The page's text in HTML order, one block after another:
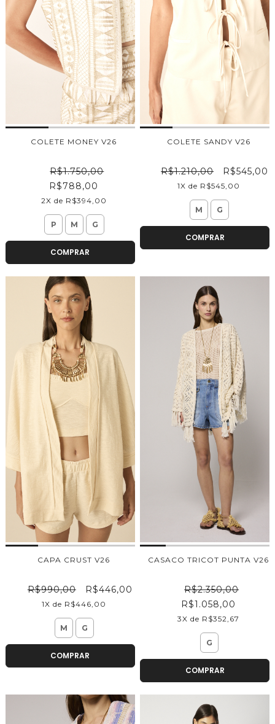
COLETE MONEY V26
R$1.750,00
R$788,00
2X de R$394,00
P M G
COMPRAR
COLETE SANDY V26
R$1.210,00 R$545,00
1X de R$545,00
M G
COMPRAR
CAPA CRUST V26
R$990,00 R$446,00
1X de R$446,00
M G
COMPRAR
CASACO TRICOT PUNTA V26
R$2.350,00
R$1.058,00
3X de R$352,67
G
COMPRAR